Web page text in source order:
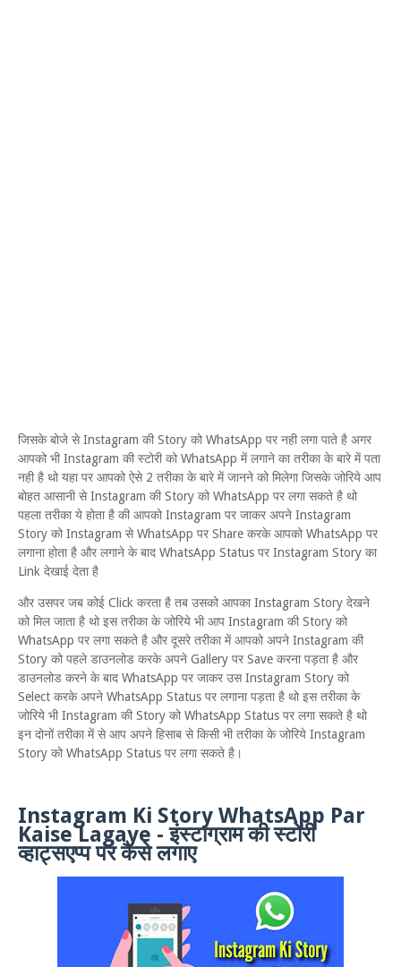
जिसके बोजे से Instagram की Story को WhatsApp पर नही लगा पाते है अगर
आपको भी Instagram की स्टोरी को WhatsApp में लगाने का तरीका के बारे में पता
नही है थो यहा पर आपको ऐसे 2 तरीका के बारे में जानने को मिलेगा जिसके जोरिये आप
बोहत आसानी से Instagram की Story को WhatsApp पर लगा सकते है थो
पहला तरीका ये होता है की आपको Instagram पर जाकर अपने Instagram
Story को Instagram से WhatsApp पर Share करके आपको WhatsApp पर
लगाना होता है और लगाने के बाद WhatsApp Status पर Instagram Story का
Link देखाई देता है
और उसपर जब कोई Click करता है तब उसको आपका Instagram Story देखने
को मिल जाता है थो इस तरीका के जोरिये भी आप Instagram की Story को
WhatsApp पर लगा सकते है और दूसरे तरीका में आपको अपने Instagram की
Story को पहले डाउनलोड करके अपने Gallery पर Save करना पड़ता है और
डाउनलोड करने के बाद WhatsApp पर जाकर उस Instagram Story को
Select करके अपने WhatsApp Status पर लगाना पड़ता है थो इस तरीका के
जोरिये भी Instagram की Story को WhatsApp Status पर लगा सकते है थो
इन दोनों तरीका में से आप अपने हिसाब से किसी भी तरीका के जोरिये Instagram
Story को WhatsApp Status पर लगा सकते है।
Instagram Ki Story WhatsApp Par
Kaise Lagaye - इंस्टाग्राम की स्टोरी
व्हाट्सएप्प पर कैसे लगाए